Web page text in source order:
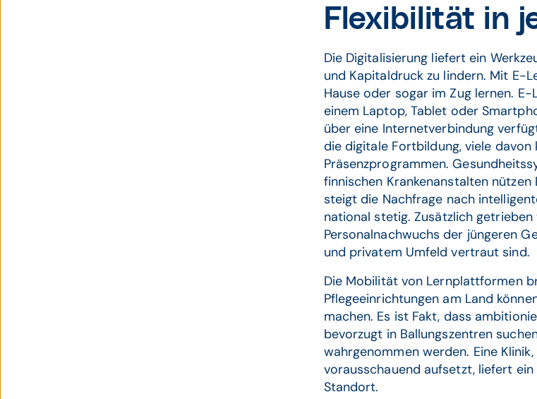
Flexibilität in
Die Digitalisierung liefert ein
und Kapitaldruck zu lindern. Mit E-
Hause oder sogar im Zug lernen.
einem Laptop, Tablet oder
über eine Internetverbindung
die digitale Fortbildung, viele
Präsenzprogrammen.
finnischen Krankenanstalten
steigt die Nachfrage nach
national stetig. Zusätzlich
Personalnachwuchs der jüngeren
und privatem Umfeld vertraut sind.
Die Mobilität von Lernplattformen
Pflegeeinrichtungen am Land
machen. Es ist Fakt, dass
bevorzugt in Ballungszentren
wahrgenommen werden. Eine
vorausschauend aufsetzt, liefert
Standort.